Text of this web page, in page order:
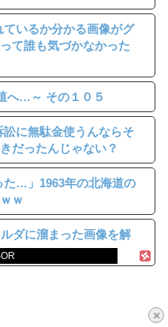
×
いるか分かる画像がグ
て誰も気づかなかった
へ…～ その１０５
に無駄金使うんならそ
だったんじゃない？
た…」1963年の北海道の
ｗ
ダに溜まった画像を解